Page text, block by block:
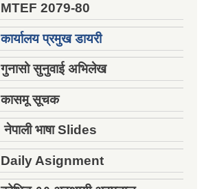
MTEF 2079-80
कार्यालय प्रमुख डायरी
गुनासो सुनुवाई अभिलेख
कासमू सूचक
नेपाली भाषा Slides
Daily Asignment